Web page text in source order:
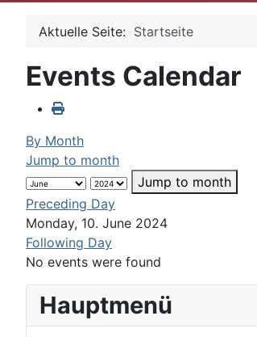
Aktuelle Seite: Startseite
Events Calendar
By Month
Jump to month
Jump to month
Preceding Day
Monday, 10. June 2024
Following Day
No events were found
Hauptmenü